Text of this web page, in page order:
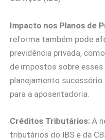
Impacto nos Planos de
reforma também pode
previdência privada,
de impostos sobre
planejamento
para a aposentadoria.
Créditos Tributários: A
tributários do IBS e da